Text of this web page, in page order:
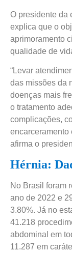
O presidente da
explica que o
aprimoramento
qualidade de
“Levar
das missões da
doenças mais
o tratamento
complicações,
encarceramento
afirma o
Hérnia:
No Brasil foram
ano de 2022 e
3.80%. Já no
41.218
abdominal em
11.287 em